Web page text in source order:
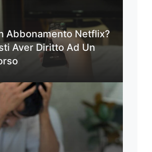
Abbonamento Netflix?
Aver Diritto Ad Un